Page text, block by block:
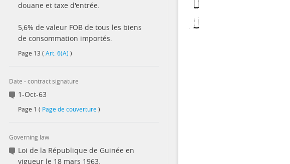
douane et taxe d'entrée.
5,6% de valeur FOB de tous les biens
de consommation importés.
Page 13 ( Art. 6(A) )
Date - contract signature
1-Oct-63
Page 1 ( Page de couverture)
Governing law
Loi de la République de Guinée en
vigueur le 18 mars 1963.